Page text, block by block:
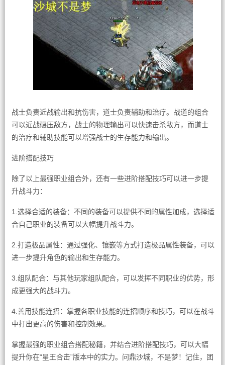
战士负责近战输出和抗伤害，道士负责辅助和治疗。战道的组合
可以近战碾压敌方，战士的物理输出可以快速击杀敌方，而道士
的治疗和辅助技能可以增强战士的生存能力和输出。
进阶搭配技巧
除了以上最强职业组合外，还有一些进阶搭配技巧可以进一步提
升战斗力：
1.选择合适的装备：不同的装备可以提供不同的属性加成，选择适
合自己职业的装备可以大幅提升战斗力。
2.打造极品属性：通过强化、镶嵌等方式打造极品属性装备，可以
进一步提升角色的输出和生存能力。
3.组队配合：与其他玩家组队配合，可以发挥不同职业的优势，形
成更强大的战斗力。
4.善用技能连招：掌握各职业技能的连招顺序和技巧，可以在战斗
中打出更高的伤害和控制效果。
掌握最强的职业组合搭配秘籍，并结合进阶搭配技巧，可以大幅
提升你在“星王合击”版本中的实力。问鼎沙城，不是梦！记住，团